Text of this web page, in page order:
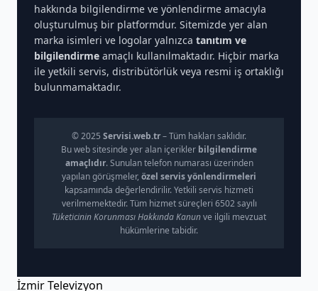
hakkında bilgilendirme ve yönlendirme amacıyla
oluşturulmuş bir platformdur. Sitemizde yer alan
marka isimleri ve logolar yalnızca tanıtım ve
bilgilendirme amaçlı kullanılmaktadır. Hiçbir marka
ile yetkili servis, distribütörlük veya resmi iş ortaklığı
bulunmamaktadır.
© 2025 Servisi.web.tr– Tüm hakları saklıdır.
Bu web sitesinde yer alan içerikler bilgilendirme
amaçlıdır. Sunulan telefon numarası üzerinden
yapılan görüşmeler, özel servis yönlendirmeleri
kapsamında değerlendirilir. Yetkili servis hizmeti
verilmemektedir. Tüm hizmet süreçleri 6502 sayılı
Tüketicinin Korunması Hakkında Kanunve ilgili mevzuat
hükümlerine tabidir.
İzmir Televizyon